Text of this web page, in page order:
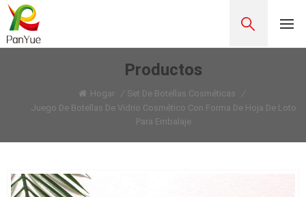
Productos
Hogar / Set De Botellas Cosméticas
/
Juego De Botellas De Vidrio Cosmético Con Forma De Hoja De Loto
Para Embalaje